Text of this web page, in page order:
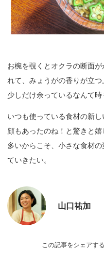
お椀を覗くとオクラの断面
れて、みょうがの香りが立
少しだけ余っているなんて時
いつも使っている食材の新
顔もあったのね！と驚きと
多いからこそ、小さな食材
ていきたい。
山口祐加
この記事をシェアする